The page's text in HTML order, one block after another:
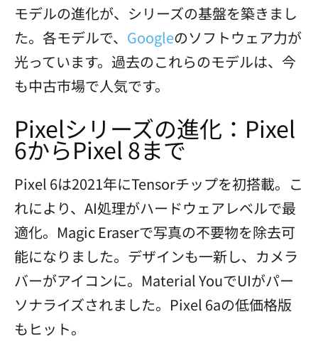
モデルの進化が、シリーズの基盤を築きまし
た。各モデルで、 Googleのソフトウェア力が
光っています。過去のこれらのモデルは、今
も中古市場で人気です。
Pixelシリーズの進化：Pixel
6からPixel 8まで
Pixel 6は2021年にTensorチップを初搭載。こ
れにより、AI処理がハードウェアレベルで最
適化。Magic Eraserで写真の不要物を除去可
能になりました。デザインも一新し、カメラ
バーがアイコンに。Material YouでUIがパー
ソナライズされました。Pixel 6aの低価格版
もヒット。